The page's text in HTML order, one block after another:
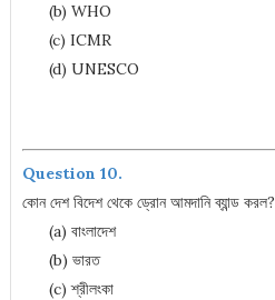
(b) WHO
(c) ICMR
(d) UNESCO
Question 10.
কোন দেশ বিদেশ থেকে ড্রোন আমদানি ব্যান্ড করল?
(a) বাংলাদেশ
(b) ভারত
(c) শ্রীলংকা